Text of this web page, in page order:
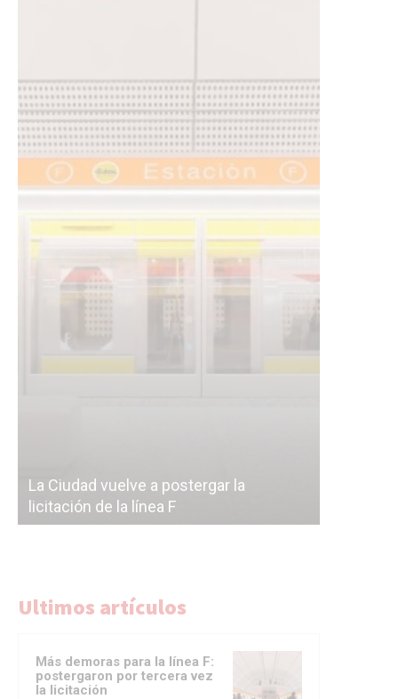
La Ciudad vuelve a postergar la
licitación de la línea F
Ultimos artículos
Más demoras para la línea F:
postergaron por tercera vez
la licitación